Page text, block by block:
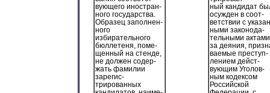
вующего иностран-
ного государства.
Образец заполнен-
ного
избирательного
бюллетеня, поме-
щенный на стенде,
не должен содер-
жать фамилии
зарегис-
трированных
ный кандидат
осужден в соот-
ветствии с
ными законода-
тельными актами
за деяния,
ваемые преступ-
лением дейст-
вующим Уголов-
ным кодексом
Российской